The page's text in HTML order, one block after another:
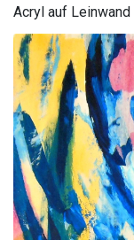
Acryl auf Leinwand